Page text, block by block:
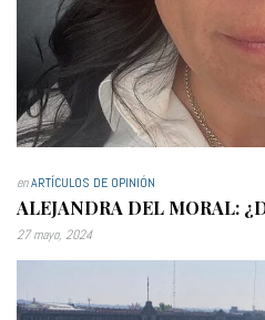
enARTÍCULOS DE OPINIÓN
ALEJANDRA DEL MORAL:
27 mayo, 2024